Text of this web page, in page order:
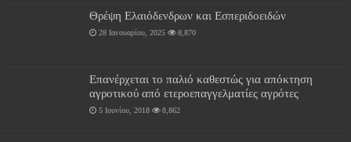
Θρέψη Ελαιόδενδρων και Εσπεριδοειδών
28 Ιανουαρίου, 2025 8,870
Επανέρχεται το παλιό καθεστώς για απόκτηση
αγροτικού από ετεροεπαγγελματίες αγρότες
5 Ιουνίου, 2018 8,862